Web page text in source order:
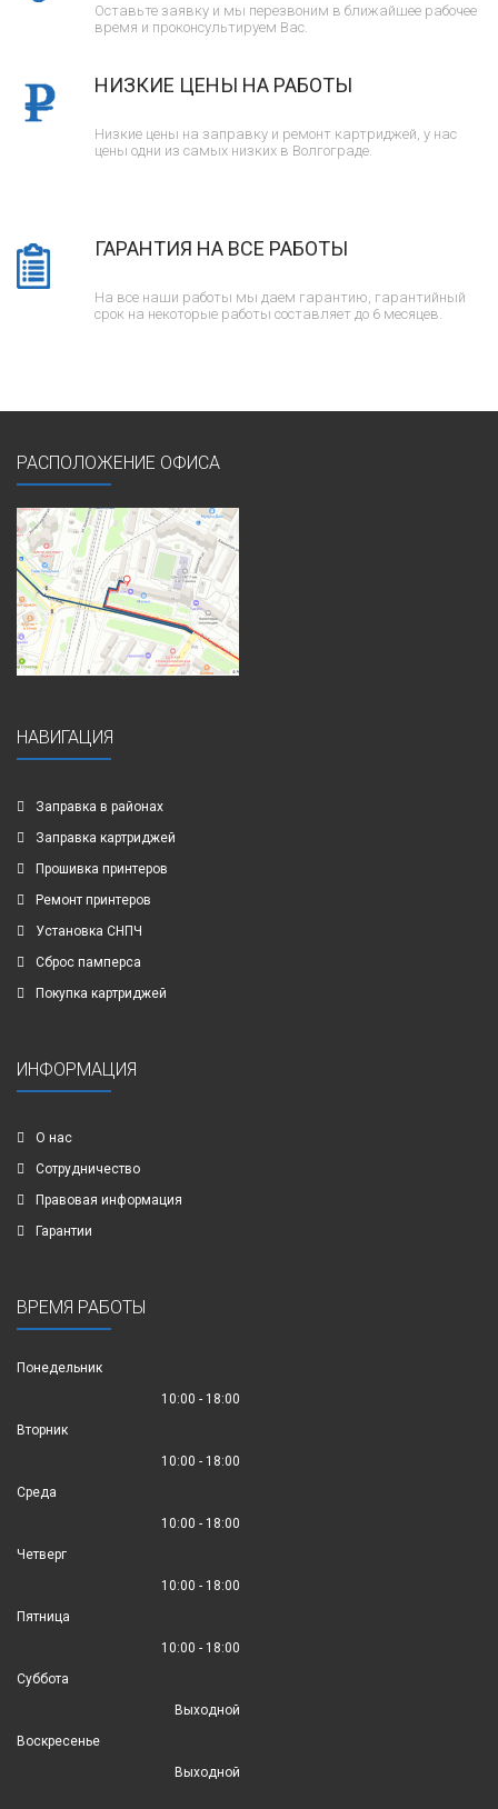
Оставьте заявку и мы перезвоним в ближайшее рабочее
время и проконсультируем Вас.
НИЗКИЕ ЦЕНЫ НА РАБОТЫ
Низкие цены на заправку и ремонт картриджей, у нас
цены одни из самых низких в Волгограде.
ГАРАНТИЯ НА ВСЕ РАБОТЫ
На все наши работы мы даем гарантию, гарантийный
срок на некоторые работы составляет до 6 месяцев.
РАСПОЛОЖЕНИЕ ОФИСА
НАВИГАЦИЯ
Заправка в районах
Заправка картриджей
Прошивка принтеров
Ремонт принтеров
Установка СНПЧ
Сброс памперса
Покупка картриджей
ИНФОРМАЦИЯ
О нас
Сотрудничество
Правовая информация
Гарантии
ВРЕМЯ РАБОТЫ
Понедельник
10:00 - 18:00
Вторник
10:00 - 18:00
Среда
10:00 - 18:00
Четверг
10:00 - 18:00
Пятница
10:00 - 18:00
Суббота
Выходной
Воскресенье
Выходной